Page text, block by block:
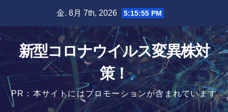
content
金. 8月 7th, 2026 5:15:56 PM
新型コロナウイルス変異株対
策！
PR：本サイトにはプロモーションが含まれています